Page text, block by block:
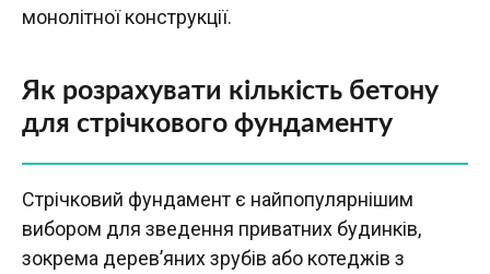
монолітної конструкції.
Як розрахувати кількість бетону
для стрічкового фундаменту
Стрічковий фундамент є найпопулярнішим
вибором для зведення приватних будинків,
зокрема дерев’яних зрубів або котеджів з